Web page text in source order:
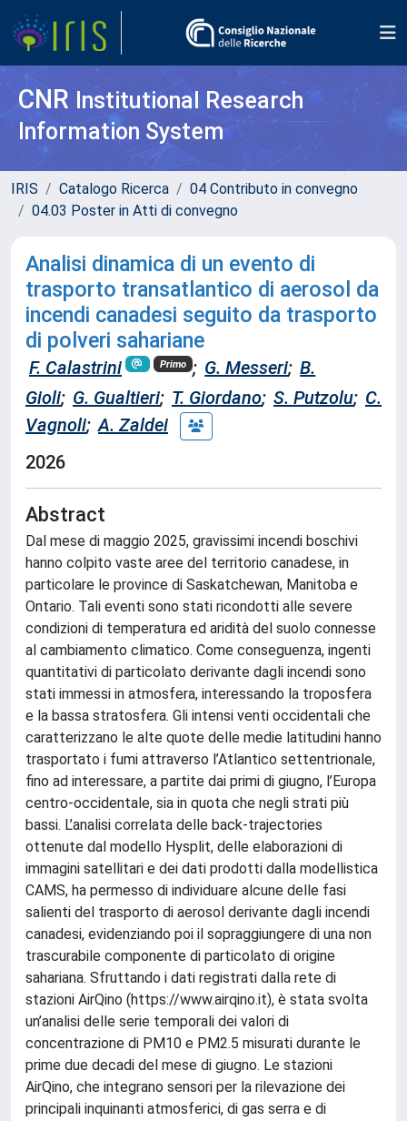
CNR Institutional Research
Information System
IRIS Catalogo Ricerca
04 Contributo in convegno
04.03 Poster in Atti di convegno
Analisi dinamica di un evento di
trasporto transatlantico di aerosol da
incendi canadesi seguito da trasporto
di polveri sahariane
F. Calastrini Primo ; G. Messeri; B.
Gioli; G. Gualtieri; T. Giordano; S. Putzolu; C.
Vagnoli; A. Zaldei
2026
Abstract
Dal mese di maggio 2025, gravissimi incendi boschivi
hanno colpito vaste aree del territorio canadese, in
particolare le province di Saskatchewan, Manitoba e
Ontario. Tali eventi sono stati ricondotti alle severe
condizioni di temperatura ed aridità del suolo connesse
al cambiamento climatico. Come conseguenza, ingenti
quantitativi di particolato derivante dagli incendi sono
stati immessi in atmosfera, interessando la troposfera
e la bassa stratosfera. Gli intensi venti occidentali che
caratterizzano le alte quote delle medie latitudini hanno
trasportato i fumi attraverso l’Atlantico settentrionale,
fino ad interessare, a partite dai primi di giugno, l’Europa
centro-occidentale, sia in quota che negli strati più
bassi. L’analisi correlata delle back-trajectories
ottenute dal modello Hysplit, delle elaborazioni di
immagini satellitari e dei dati prodotti dalla modellistica
CAMS, ha permesso di individuare alcune delle fasi
salienti del trasporto di aerosol derivante dagli incendi
canadesi, evidenziando poi il sopraggiungere di una non
trascurabile componente di particolato di origine
sahariana. Sfruttando i dati registrati dalla rete di
stazioni AirQino (https://www.airqino.it), è stata svolta
un’analisi delle serie temporali dei valori di
concentrazione di PM10 e PM2.5 misurati durante le
prime due decadi del mese di giugno. Le stazioni
AirQino, che integrano sensori per la rilevazione dei
principali inquinanti atmosferici, di gas serra e di